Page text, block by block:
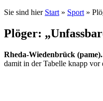
Sie sind hier Start » Sport »
Plöger:
Rheda-Wiedenbrück (pame).
damit in der Tabelle knapp vor